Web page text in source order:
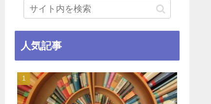
人気記事